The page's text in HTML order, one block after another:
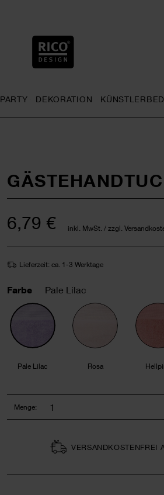
PARTY DEKORATION
6,79 € inkl. MwSt. / zzgl.
Lieferzeit: ca. 1-3 Werktage
Farbe Pale Lilac
Pale Lilac Rosa
Menge:
VERSAND­KOSTEN­FREI